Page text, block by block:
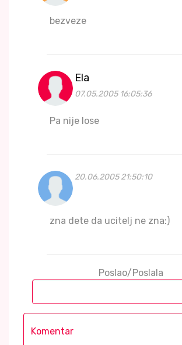
bezveze
Ela
07.05.2005 16:05:36
Pa nije lose
20.06.2005 21:50:10
zna dete da ucitelj ne zna:)
Poslao/Poslala